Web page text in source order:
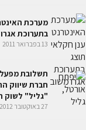
מערכת
בתערוכת
13 בפברואר 2011
תשלובת
חברת שיווק
"גליל" לשוק
27 באוקטובר 2012